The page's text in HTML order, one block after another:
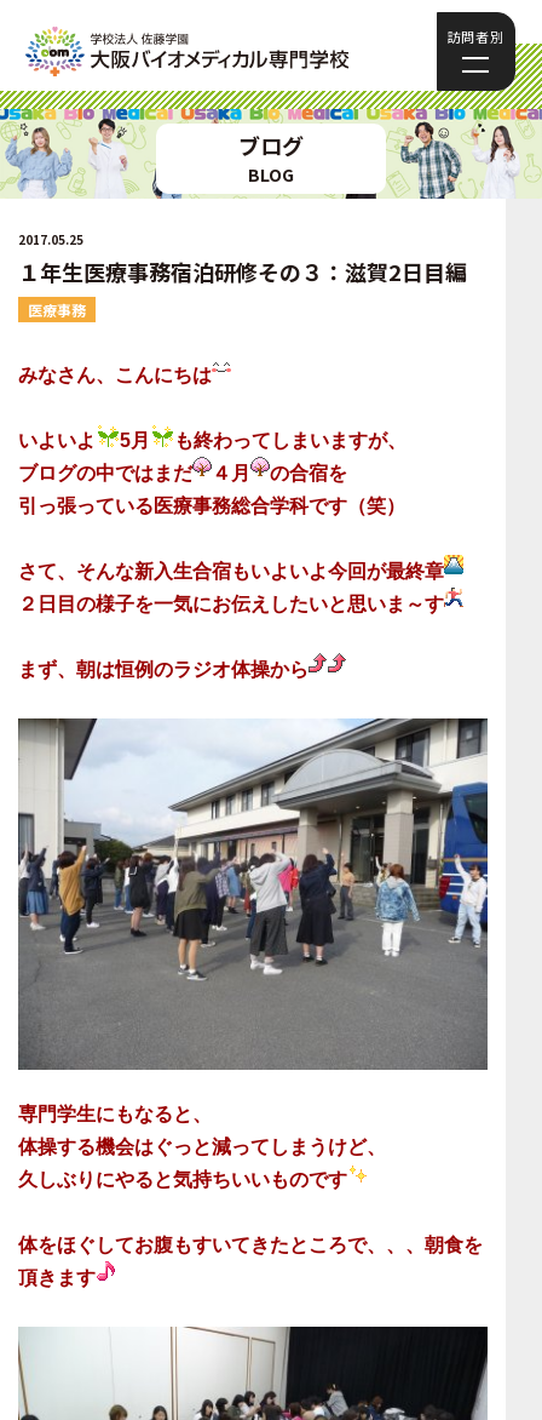
訪問者別
ブログ
BLOG
2017.05.25
１年生医療事務宿泊研修その３：滋賀2日目編
医療事務
みなさん、こんにちは
いよいよ 5月
も終わってしまいますが、
ブログの中ではまだ
４月
の合宿を
引っ張っている医療事務総合学科です（笑）
さて、そんな新入生合宿もいよいよ今回が最終章
２日目の様子を一気にお伝えしたいと思いま～す
まず、朝は恒例のラジオ体操から
専門学生にもなると、
体操する機会はぐっと減ってしまうけど、
久しぶりにやると気持ちいいものです
体をほぐしてお腹もすいてきたところで、、、朝食を
頂きます